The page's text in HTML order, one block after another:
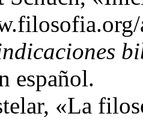
español.
«La